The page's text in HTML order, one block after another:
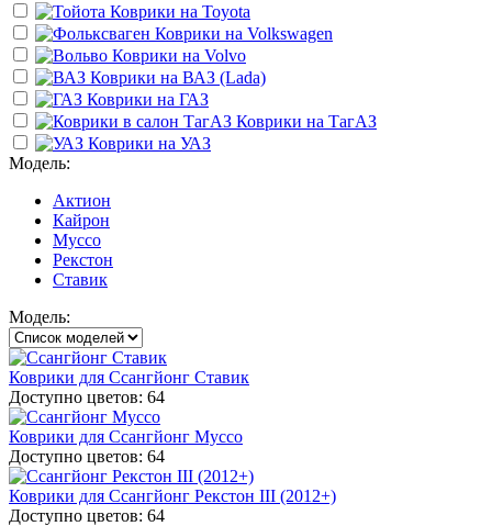
Коврики на Toyota
Коврики на Volkswagen
Коврики на Volvo
Коврики на ВАЗ (Lada)
Коврики на ГАЗ
Коврики на ТагАЗ
Коврики на УАЗ
Модель:
Актион
Кайрон
Муссо
Рекстон
Ставик
Модель:
Коврики для Ссангйонг Ставик
Доступно цветов: 64
Коврики для Ссангйонг Муссо
Доступно цветов: 64
Коврики для Ссангйонг Рекстон III (2012+)
Доступно цветов: 64